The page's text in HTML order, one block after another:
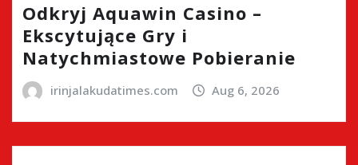
Odkryj Aquawin Casino –
Ekscytujące Gry i
Natychmiastowe Pobieranie
irinjalakudatimes.com Aug 6, 2026